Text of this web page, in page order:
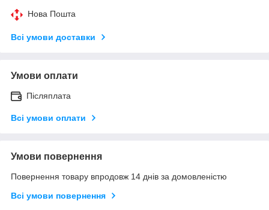
Нова Пошта
Всі умови доставки
Умови оплати
Післяплата
Всі умови оплати
Умови повернення
Повернення товару впродовж 14 днів за домовленістю
Всі умови повернення